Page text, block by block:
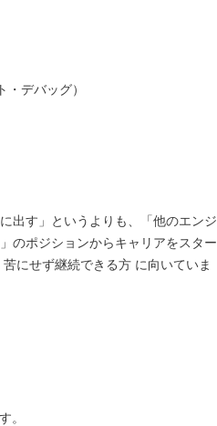
デバッグ）
出す」というよりも、「他のエンジ
のポジションからキャリアをスター
にせず継続できる方 に向いていま
。